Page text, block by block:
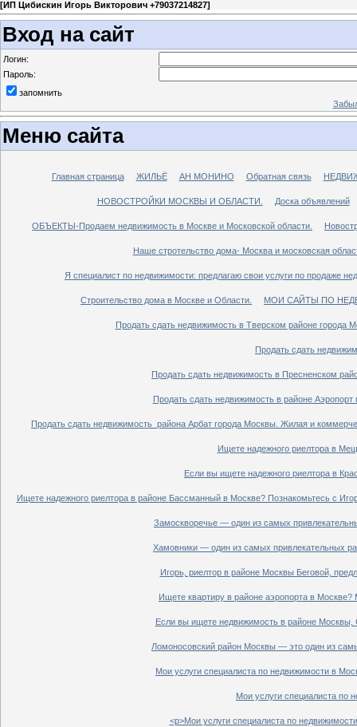
[ИП Цибискин Игорь Викторович +79037214827]
Вход на сайт
Логин:
Пароль:
запомнить
Меню сайта
Главная страница ЖИЛЬЁ АН МОНИНО Обратная связь
НОВОСТРОЙКИ МОСКВЫ И ОБЛАСТИ. Доска объявлений
ОБЪЕКТЫ-Продаем недвижимость в Москве и Московской области.
Наше стротельство дома- Москва и московская
Я специалист по недвижимости: предлагаю свои услуги по продаже
Строительство дома в Москве и Области. МОИ САЙТЫ ПО
Продать сдать недвижимость в Тверском районе города
Продать сдать
Продать сдать недвижимость в Пресненском
Продать сдать недвижимость в районе
Продать сдать недвижимость района Арбат города Москвы. Жилая и
Ищете надежного риелтора в
Если вы ищете надежного риелтора в
Ищете надежного риелтора в районе Бассманный в Москве? Познакомьтесь с
Замоскворечье — один из самых
Хамовники — один из самых привлекательных
Игорь, риелтор в районе Москвы Беговой,
Ищете квартиру в районе аэропорта в
Если вы ищете недвижимость в районе Москвы,
Ломоносовский район Москвы — это один из
Мои услуги специалиста по недвижимости в
Мои услуги специалиста по
<p>Мои услуги специалиста по